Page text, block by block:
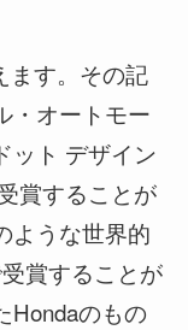
ます。その記
・オートモー
ット デザイン
賞することが
ような世界的
賞することが
Hondaのもの